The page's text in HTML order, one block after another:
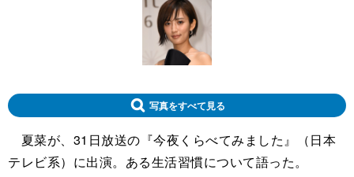
写真をすべて見る
夏菜が、31日放送の『今夜くらべてみました』（日本
テレビ系）に出演。ある生活習慣について語った。